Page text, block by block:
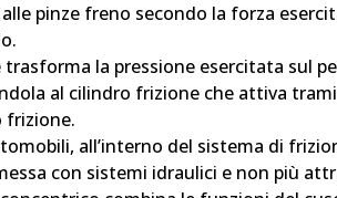
pinze freno secondo la forza
la pressione esercitata sul
al cilindro frizione che attiva
frizione.
all’interno del sistema di
con sistemi idraulici e non più